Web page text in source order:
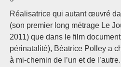
Réalisatrice qui autant œuvré
(son premier long métrage Le
2011) que dans le film
périnatalité), Béatrice Polley a
à mi-chemin de l’un et de